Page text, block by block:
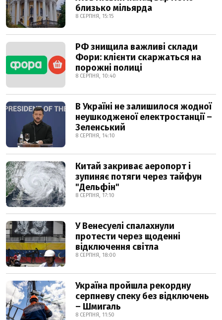
близько мільярда
8 СЕРПНЯ, 15:15
РФ знищила важливі склади
Фори: клієнти скаржаться на
порожні полиці
8 СЕРПНЯ, 10:40
В Україні не залишилося жодної
неушкодженої електростанції –
Зеленський
8 СЕРПНЯ, 14:10
Китай закриває аеропорт і
зупиняє потяги через тайфун
"Дельфін"
8 СЕРПНЯ, 17:10
У Венесуелі спалахнули
протести через щоденні
відключення світла
8 СЕРПНЯ, 18:00
Україна пройшла рекордну
серпневу спеку без відключень
– Шмигаль
8 СЕРПНЯ, 11:50